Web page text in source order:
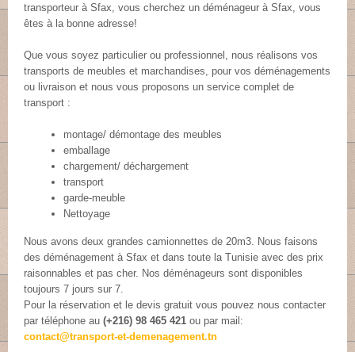
transporteur à Sfax, vous cherchez un déménageur à Sfax, vous
êtes à la bonne adresse!
Que vous soyez particulier ou professionnel, nous réalisons vos
transports de meubles et marchandises, pour vos déménagements
ou livraison et nous vous proposons un service complet de
transport :
montage/ démontage des meubles
emballage
chargement/ déchargement
transport
garde-meuble
Nettoyage
Nous avons deux grandes camionnettes de 20m3. Nous faisons
des déménagement à Sfax et dans toute la Tunisie avec des prix
raisonnables et pas cher. Nos déménageurs sont disponibles
toujours 7 jours sur 7.
Pour la réservation et le devis gratuit vous pouvez nous contacter
par téléphone au (+216) 98 465 421 ou par mail:
contact@transport-et-demenagement.tn